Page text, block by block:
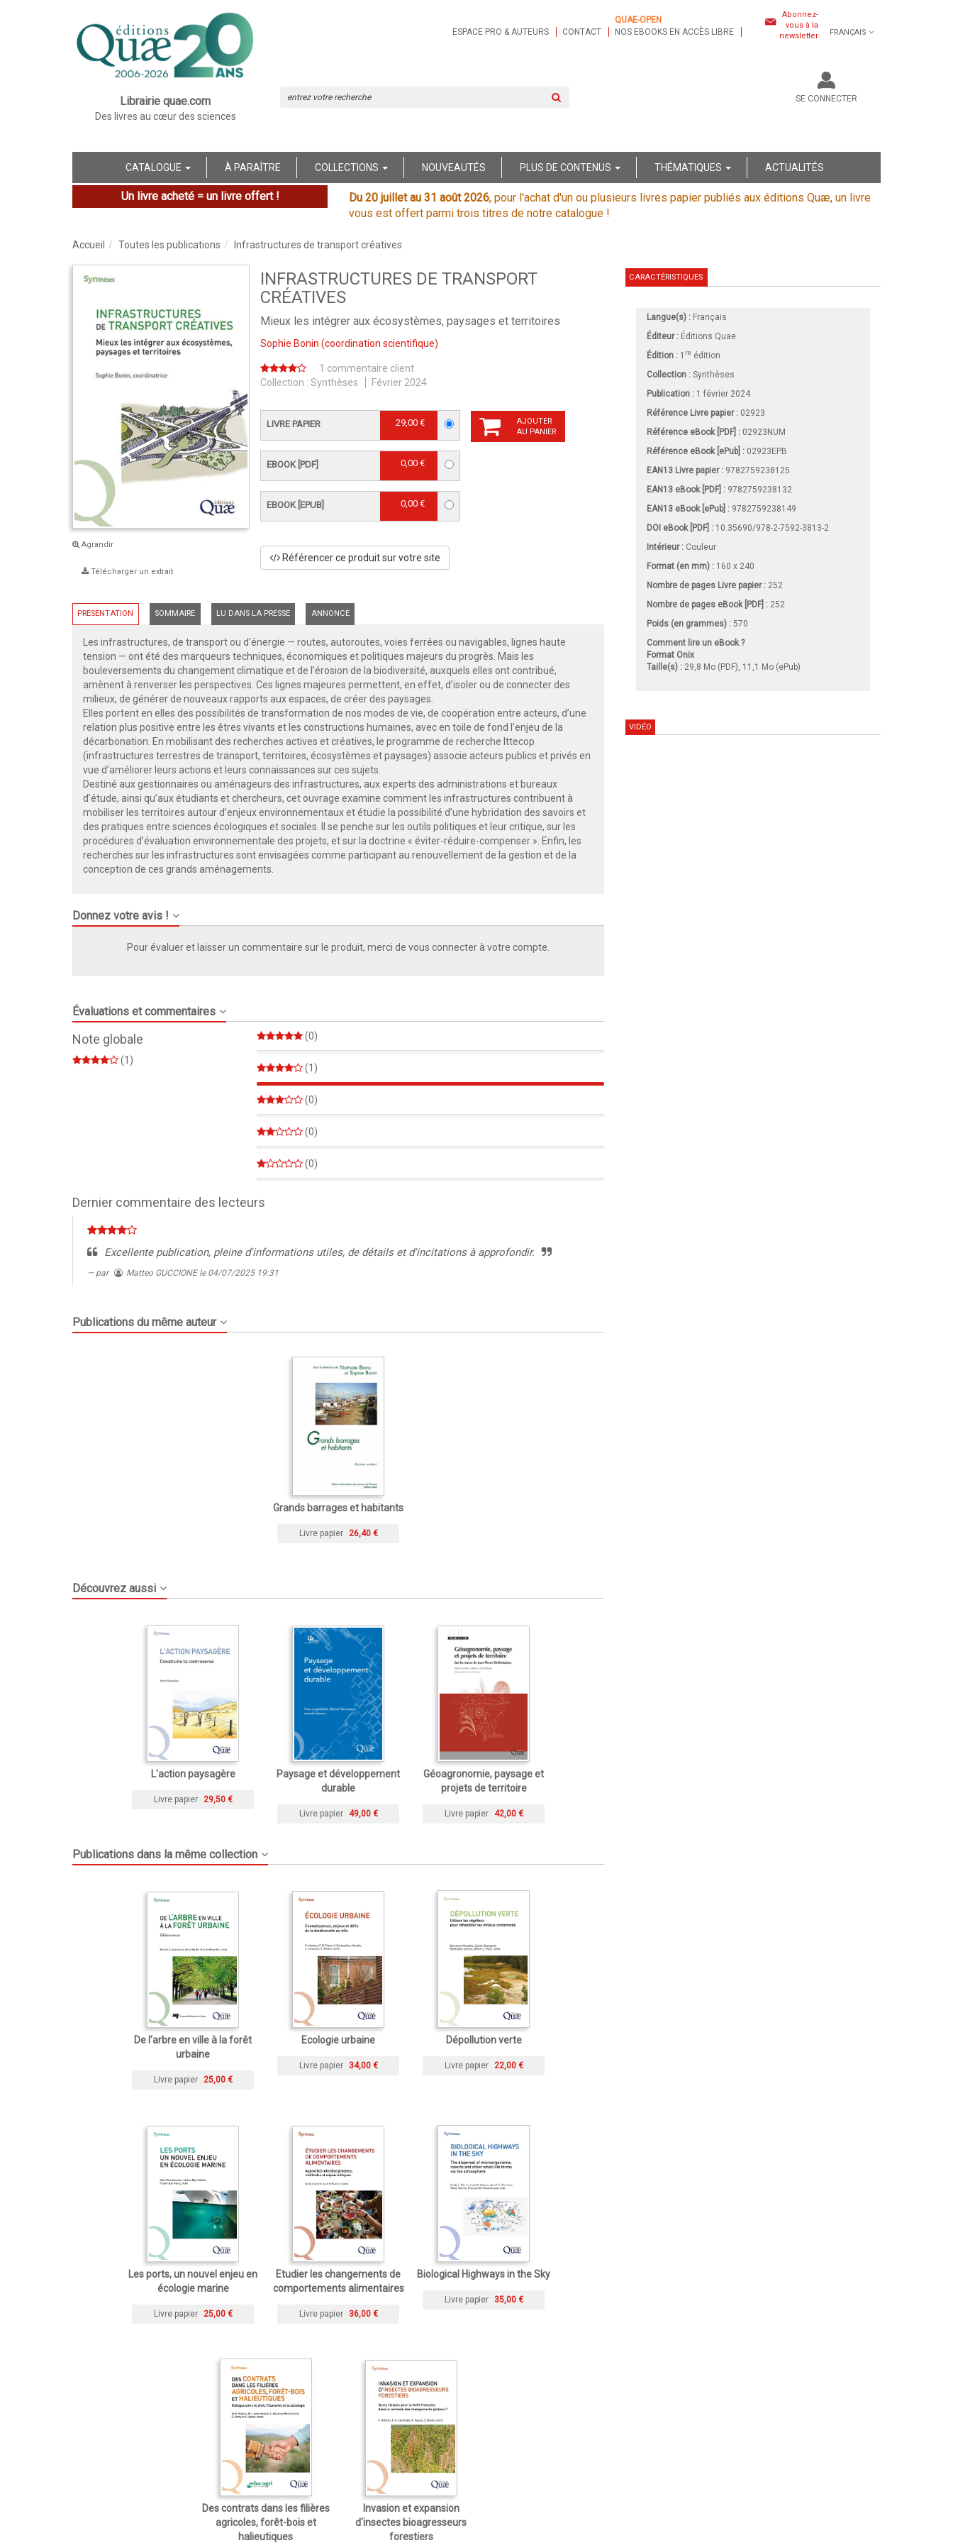
Librairie quae.com
Des livres au cœur des sciences
ESPACE PRO & AUTEURS CONTACT
QUAE-OPEN
NOS EBOOKS EN ACCÈS LIBRE
Abonnez-
vous à la
newsletter
FRANÇAIS
SE CONNECTER
CATALOGUE À PARAÎTRE COLLECTIONS NOUVEAUTÉS PLUS DE CONTENUS THÉMATIQUES ACTUALITÉS
Un livre acheté = un livre offert ! Du 20 juillet au 31 août 2026, pour l'achat d'un ou plusieurs livres papier publiés aux éditions Quæ, un livre
vous est offert parmi trois titres de notre catalogue !
Accueil Toutes les publications Infrastructures de transport créatives
Agrandir
Télécharger un extrait
INFRASTRUCTURES DE TRANSPORT
CRÉATIVES
Mieux les intégrer aux écosystèmes, paysages et territoires
Sophie Bonin (coordination scientifique)
1 commentaire client
Collection : Synthèses Février 2024
LIVRE PAPIER 29,00 €
EBOOK [PDF] 0,00 €
EBOOK [EPUB] 0,00 €
AJOUTER
AU PANIER
Référencer ce produit sur votre site
PRÉSENTATION SOMMAIRE LU DANS LA PRESSE ANNONCE
Les infrastructures, de transport ou d’énergie — routes, autoroutes, voies ferrées ou navigables, lignes haute
tension — ont été des marqueurs techniques, économiques et politiques majeurs du progrès. Mais les
bouleversements du changement climatique et de l’érosion de la biodiversité, auxquels elles ont contribué,
amènent à renverser les perspectives. Ces lignes majeures permettent, en effet, d’isoler ou de connecter des
milieux, de générer de nouveaux rapports aux espaces, de créer des paysages.
Elles portent en elles des possibilités de transformation de nos modes de vie, de coopération entre acteurs, d’une
relation plus positive entre les êtres vivants et les constructions humaines, avec en toile de fond l’enjeu de la
décarbonation. En mobilisant des recherches actives et créatives, le programme de recherche Ittecop
(infrastructures terrestres de transport, territoires, écosystèmes et paysages) associe acteurs publics et privés en
vue d’améliorer leurs actions et leurs connaissances sur ces sujets.
Destiné aux gestionnaires ou aménageurs des infrastructures, aux experts des administrations et bureaux
d’étude, ainsi qu’aux étudiants et chercheurs, cet ouvrage examine comment les infrastructures contribuent à
mobiliser les territoires autour d’enjeux environnementaux et étudie la possibilité d’une hybridation des savoirs et
des pratiques entre sciences écologiques et sociales. Il se penche sur les outils politiques et leur critique, sur les
procédures d’évaluation environnementale des projets, et sur la doctrine « éviter-réduire-compenser ». Enfin, les
recherches sur les infrastructures sont envisagées comme participant au renouvellement de la gestion et de la
conception de ces grands aménagements.
Donnez votre avis !
Pour évaluer et laisser un commentaire sur le produit, merci de vous connecter à votre compte.
Évaluations et commentaires
Note globale
(1)
(0)
(1)
100%
(0)
(0)
(0)
Dernier commentaire des lecteurs
Excellente publication, pleine d'informations utiles, de détails et d'incitations à approfondir.
par Matteo GUCCIONEle 04/07/2025 19:31
Publications du même auteur
Grands barrages et habitants
Livre papier 26,40 €
Découvrez aussi
L'action paysagère
Livre papier 29,50 €
Paysage et développement
durable
Livre papier 49,00 €
Géoagronomie, paysage et
projets de territoire
Livre papier 42,00 €
Publications dans la même collection
De l'arbre en ville à la forêt
urbaine
Livre papier 25,00 €
Ecologie urbaine
Livre papier 34,00 €
Dépollution verte
Livre papier 22,00 €
Les ports, un nouvel enjeu en
écologie marine
Livre papier 25,00 €
Etudier les changements de
comportements alimentaires
Livre papier 36,00 €
Biological Highways in the Sky
Livre papier 35,00 €
Des contrats dans les filières
agricoles, forêt-bois et
halieutiques
Invasion et expansion
d'insectes bioagresseurs
forestiers
CARACTÉRISTIQUES
Langue(s) : Français
Éditeur : Éditions Quae
Édition : 1 re édition
Collection : Synthèses
Publication : 1 février 2024
Référence Livre papier : 02923
Référence eBook [PDF] : 02923NUM
Référence eBook [ePub] : 02923EPB
EAN13 Livre papier : 9782759238125
EAN13 eBook [PDF] : 9782759238132
EAN13 eBook [ePub] : 9782759238149
DOI eBook [PDF] : 10.35690/978-2-7592-3813-2
Intérieur : Couleur
Format (en mm) : 160 x 240
Nombre de pages Livre papier: 252
Nombre de pages eBook [PDF] : 252
Poids (en grammes) : 570
Comment lire un eBook ?
Format Onix
Taille(s) : 29,8 Mo (PDF), 11,1 Mo (ePub)
VIDÉO